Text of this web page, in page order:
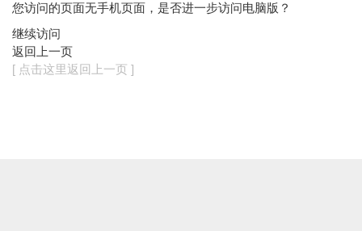
您访问的页面无手机页面，是否进一步访问电脑版？
继续访问
返回上一页
[ 点击这里返回上一页 ]